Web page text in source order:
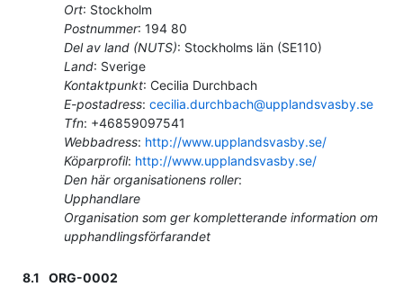
Ort: Stockholm
Postnummer: 194 80
Del av land (NUTS): Stockholms län (SE110)
Land: Sverige
Kontaktpunkt: Cecilia Durchbach
E-postadress: cecilia.durchbach@upplandsvasby.se
Tfn: +46859097541
Webbadress: http://www.upplandsvasby.se/
Köparprofil: http://www.upplandsvasby.se/
Den här organisationens roller:
Upphandlare
Organisation som ger kompletterande information om
upphandlingsförfarandet
8.1
ORG-0002